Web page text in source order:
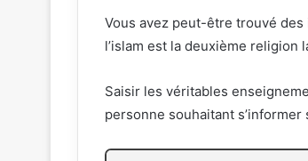
Vous avez peut-être trouvé des
l’islam est la deuxième religion
Saisir les véritables
personne souhaitant